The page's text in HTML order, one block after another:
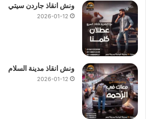
ونش انقاذ جاردن سيتي
2026-01-12
ونش انقاذ مدينة السلام
2026-01-12